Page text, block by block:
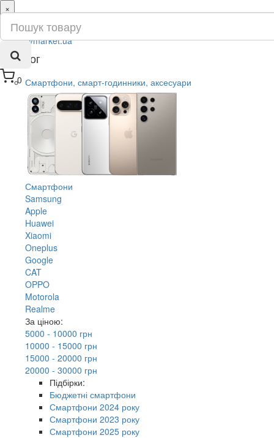
0
×
ru
ua
Каталог
Смартфони, смарт-годинники, аксесуари
Смартфони
Samsung
Apple
Huawei
Xiaomi
Oneplus
Google
CAT
OPPO
Motorola
Realme
За ціною:
5000 - 10000 грн
10000 - 15000 грн
15000 - 20000 грн
20000 - 30000 грн
Підбірки:
Бюджетні смартфони
Смартфони 2024 року
Смартфони 2023 року
Смартфони 2025 року